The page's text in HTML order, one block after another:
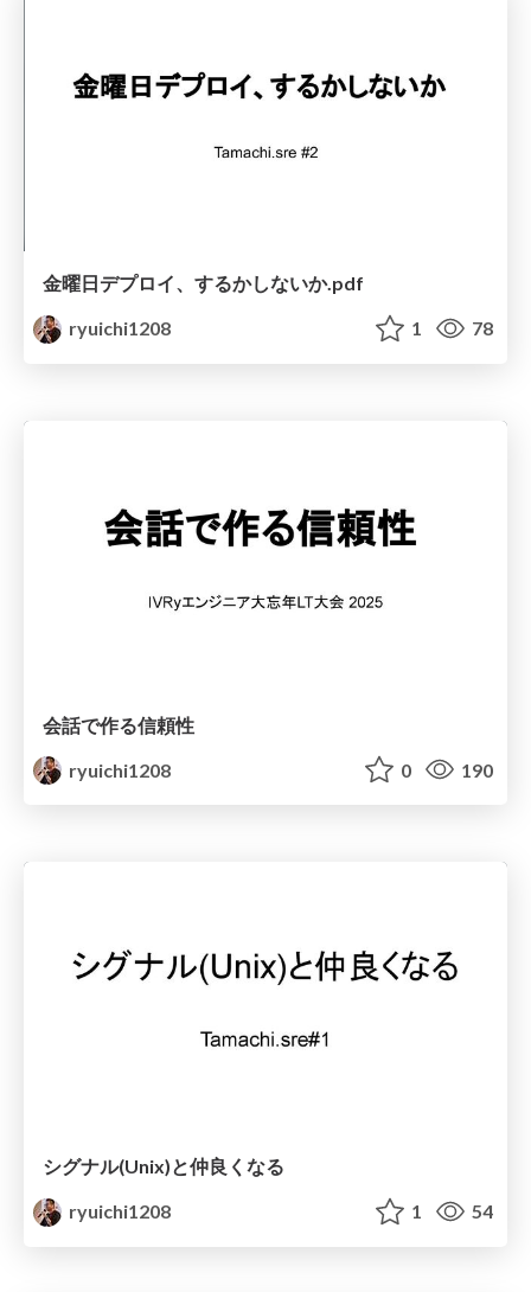
金曜日デプロイ、するかしないか.pdf
ryuichi1208
1 78
会話で作る信頼性
ryuichi1208
0 190
シグナル(Unix)と仲良くなる
ryuichi1208
1 54